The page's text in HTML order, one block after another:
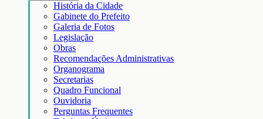
História da Cidade
Gabinete do Prefeito
Galeria de Fotos
Legislação
Obras
Recomendações Administrativas
Organograma
Secretarias
Quadro Funcional
Ouvidoria
Perguntas Frequentes